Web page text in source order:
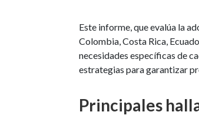
Este informe, que evalúa la
Colombia, Costa Rica,
necesidades específicas de
estrategias para garantizar
Principales